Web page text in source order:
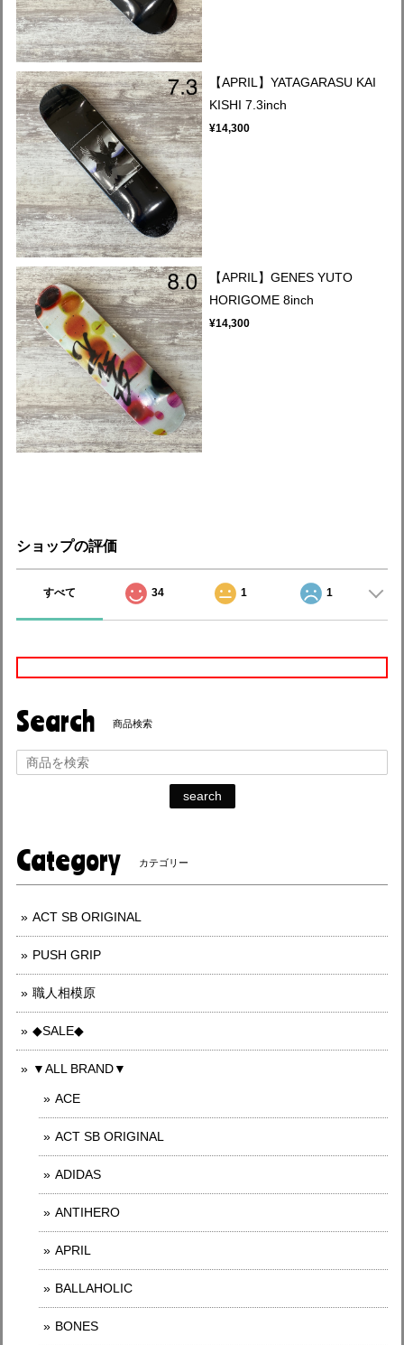
【APRIL】YATAGARASU KAI
KISHI 7.3inch
¥14,300
【APRIL】GENES YUTO
HORIGOME 8inch
¥14,300
ショップの評価
すべて 34 1 1
Search 商品検索
search
Category カテゴリー
ACT SB ORIGINAL
PUSH GRIP
職人相模原
◆SALE◆
▼ALL BRAND▼
ACE
ACT SB ORIGINAL
ADIDAS
ANTIHERO
APRIL
BALLAHOLIC
BONES